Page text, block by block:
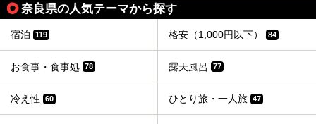
奈良県の人気テーマから探す
宿泊 119 格安（1,000円以下） 84
お食事・食事処 78 露天風呂 77
冷え性 60 ひとり旅・一人旅 47